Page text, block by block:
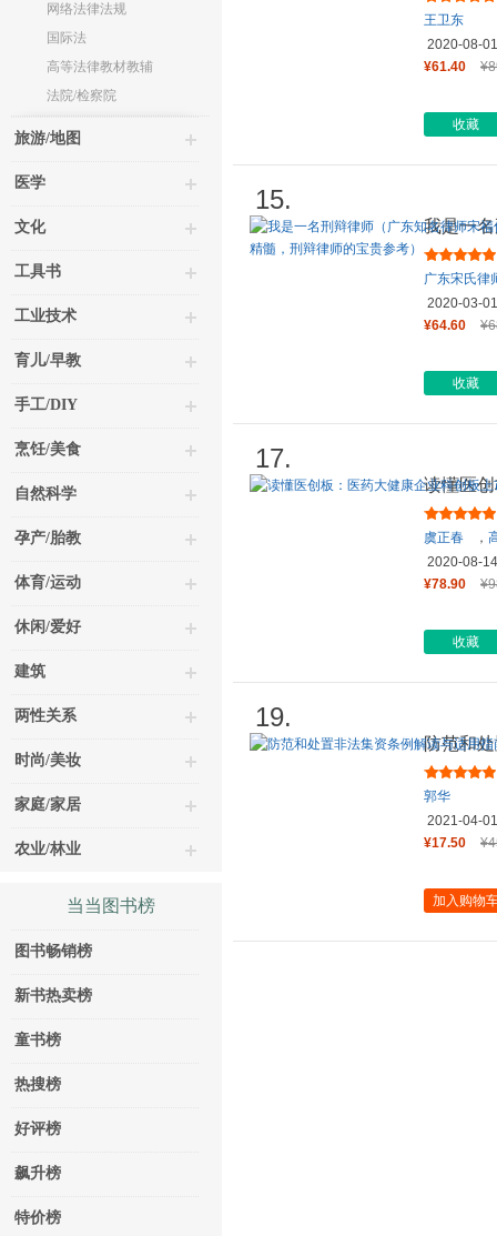
网络法律法规
国际法
高等法律教材教辅
法院/检察院
旅游/地图
医学
文化
工具书
工业技术
育儿/早教
手工/DIY
烹饪/美食
自然科学
孕产/胎教
体育/运动
休闲/爱好
建筑
两性关系
时尚/美妆
家庭/家居
农业/林业
当当图书榜
图书畅销榜
新书热卖榜
童书榜
热搜榜
好评榜
飙升榜
特价榜
王卫东
2020-08-01
¥61.40
收藏
15.
我是一
团队刑
广东宋氏律
2020-03-01
¥64.60
收藏
17.
读懂医
案例解析
虞正春 ，
2020-08-14
¥78.90
收藏
19.
防范和
郭华
2021-04-01
¥17.50
加入购物